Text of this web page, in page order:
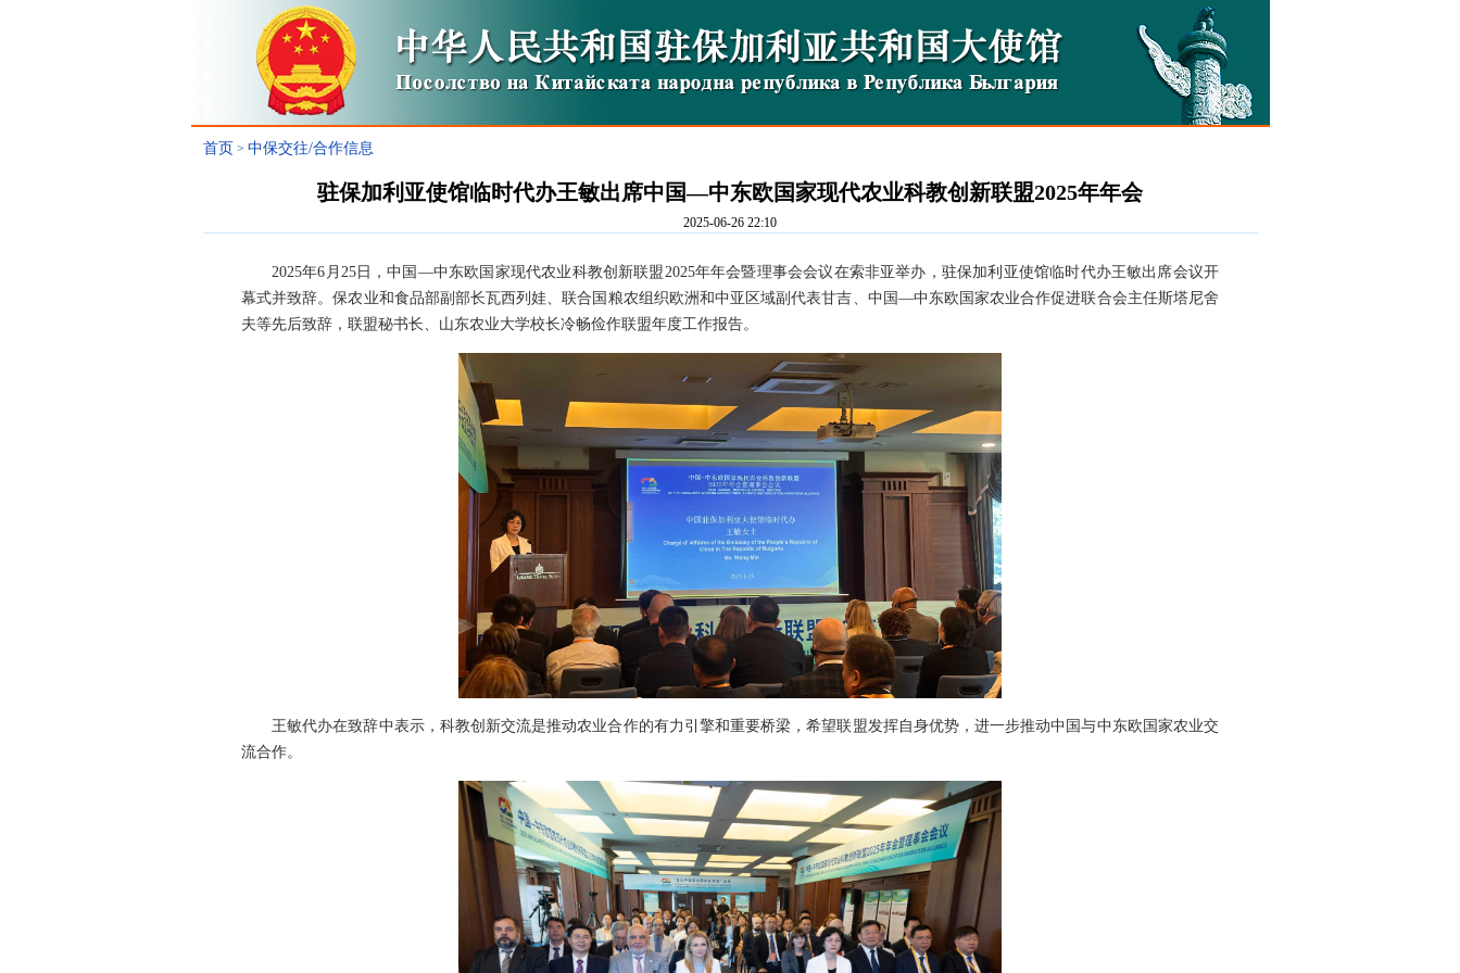
首页 > 中保交往/合作信息
驻保加利亚使馆临时代办王敏出席中国—中东欧国家现代农业科教创新联盟2025年年会
2025-06-26 22:10
2025年6月25日，中国—中东欧国家现代农业科教创新联盟2025年年会暨理事会会议在索非亚举办，驻保加利亚使馆临时代办王敏出席会议开
幕式并致辞。保农业和食品部副部长瓦西列娃、联合国粮农组织欧洲和中亚区域副代表甘吉、中国—中东欧国家农业合作促进联合会主任斯塔尼舍
夫等先后致辞，联盟秘书长、山东农业大学校长冷畅俭作联盟年度工作报告。
王敏代办在致辞中表示，科教创新交流是推动农业合作的有力引擎和重要桥梁，希望联盟发挥自身优势，进一步推动中国与中东欧国家农业交
流合作。